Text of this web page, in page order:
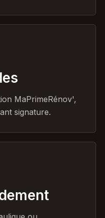
MaPrimeRénov',
signature.